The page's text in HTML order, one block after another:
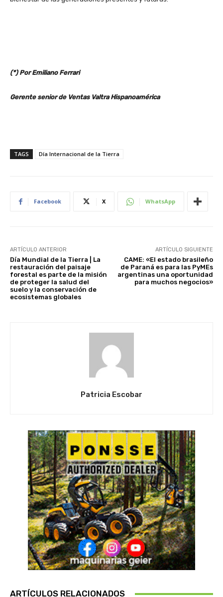
(*) Por Emiliano Ferrari
Gerente senior de Ventas Valtra Hispanoamérica
TAGS Día Internacional de la Tierra
Facebook X WhatsApp
ARTÍCULO ANTERIOR
Día Mundial de la Tierra | La
restauración del paisaje
forestal es parte de la misión
de proteger la salud del
suelo y la conservación de
ecosistemas globales
ARTÍCULO SIGUIENTE
CAME: «El estado brasileño
de Paraná es para las PyMEs
argentinas una oportunidad
para muchos negocios»
Patricia Escobar
ARTÍCULOS RELACIONADOS